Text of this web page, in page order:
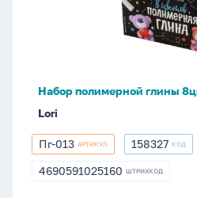
Набор полимерной глины
Lori
Пг-013
Пг-013 АРТИКУЛ 158327
158327 КОД
4690591025160
4690591025160 ШТРИХКОД